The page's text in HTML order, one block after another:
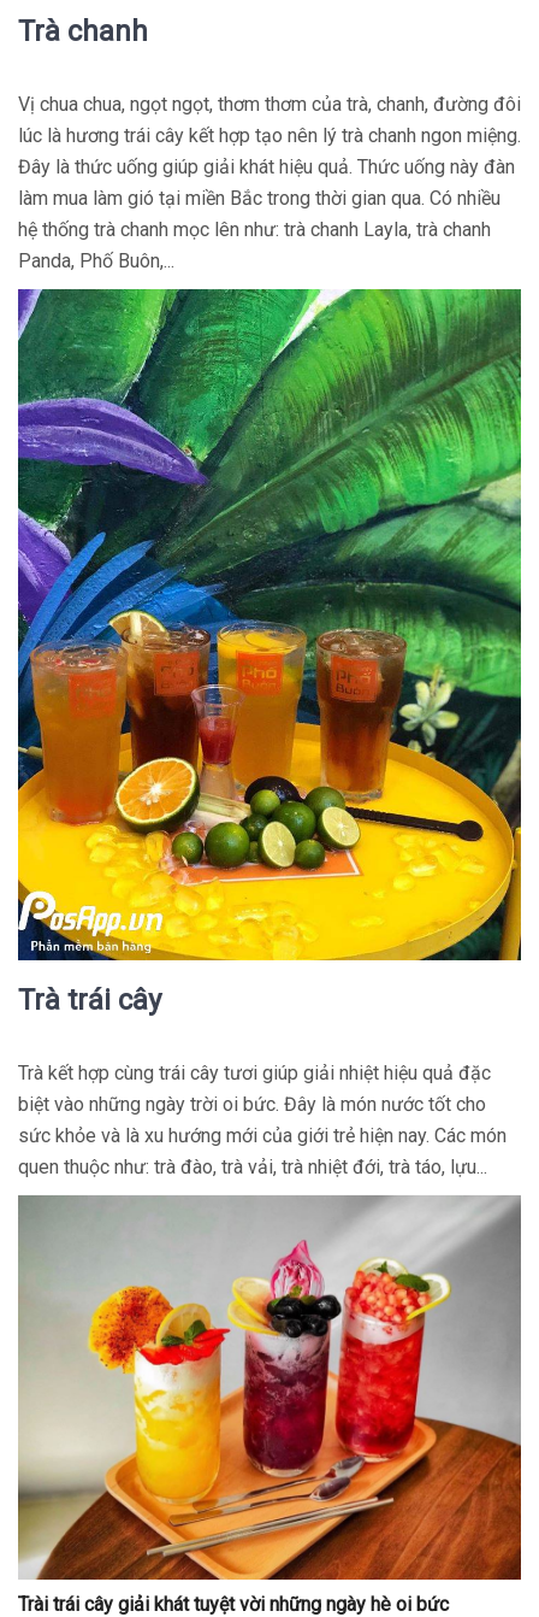
Trà chanh
Vị chua chua, ngọt ngọt, thơm thơm của trà, chanh, đường đôi
lúc là hương trái cây kết hợp tạo nên lý trà chanh ngon miệng.
Đây là thức uống giúp giải khát hiệu quả. Thức uống này đàn
làm mua làm gió tại miền Bắc trong thời gian qua. Có nhiều
hệ thống trà chanh mọc lên như: trà chanh Layla, trà chanh
Panda, Phố Buôn,...
Trà trái cây
Trà kết hợp cùng trái cây tươi giúp giải nhiệt hiệu quả đặc
biệt vào những ngày trời oi bức. Đây là món nước tốt cho
sức khỏe và là xu hướng mới của giới trẻ hiện nay. Các món
quen thuộc như: trà đào, trà vải, trà nhiệt đới, trà táo, lựu...
Trài trái cây giải khát tuyệt vời những ngày hè oi bức